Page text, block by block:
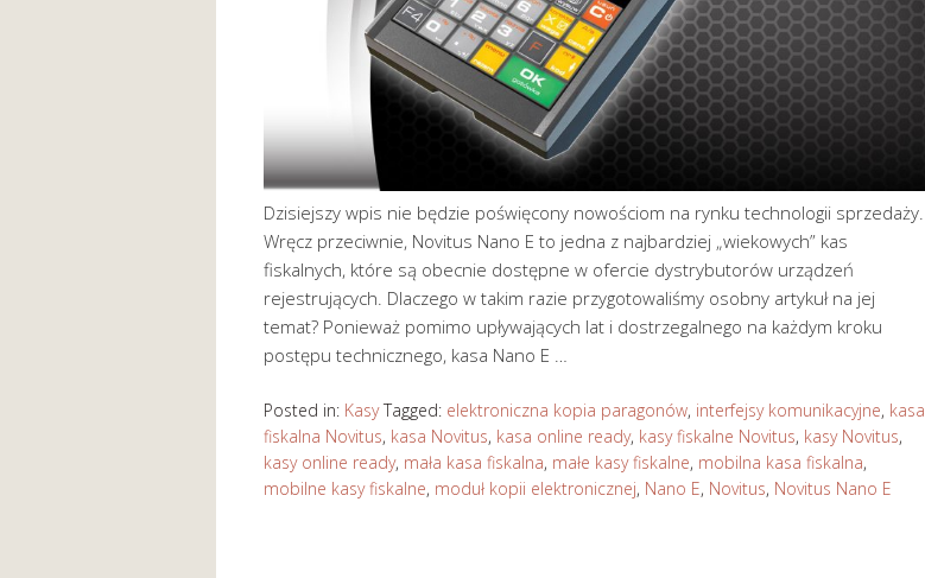
Dzisiejszy wpis nie będzie poświęcony nowościom na rynku technologii sprzedaży.
Wręcz przeciwnie, Novitus Nano E to jedna z najbardziej „wiekowych” kas
fiskalnych, które są obecnie dostępne w ofercie dystrybutorów urządzeń
rejestrujących. Dlaczego w takim razie przygotowaliśmy osobny artykuł na jej
temat? Ponieważ pomimo upływających lat i dostrzegalnego na każdym kroku
postępu technicznego, kasa Nano E …
Posted in: Kasy Tagged: elektroniczna kopia paragonów, interfejsy komunikacyjne, kasa
fiskalna Novitus, kasa Novitus, kasa online ready, kasy fiskalne Novitus, kasy Novitus,
kasy online ready, mała kasa fiskalna, małe kasy fiskalne, mobilna kasa fiskalna,
mobilne kasy fiskalne, moduł kopii elektronicznej, Nano E, Novitus, Novitus Nano E